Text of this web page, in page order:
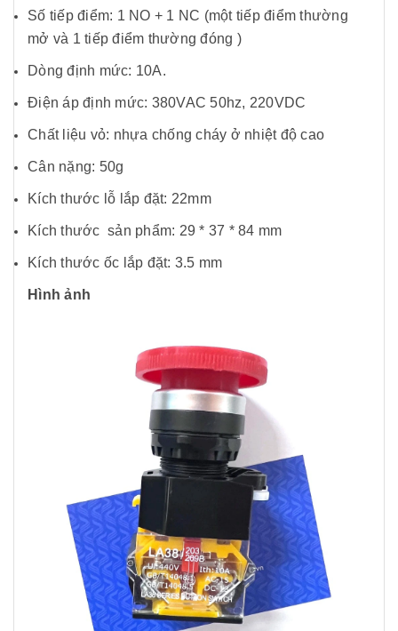
​Số tiếp điểm: 1 NO + 1 NC (một tiếp điểm thường
mở và 1 tiếp điểm thường đóng )
Dòng định mức: 10A.
Điện áp định mức: 380VAC 50hz, 220VDC
Chất liệu vỏ: nhựa chống cháy ở nhiệt độ cao
Cân nặng: 50g
Kích thước lỗ lắp đặt: 22mm
Kích thước sản phẩm: 29 * 37 * 84 mm
Kích thước ốc lắp đặt: 3.5 mm
Hình ảnh